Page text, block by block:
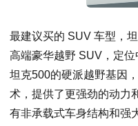
最建议买的 SUV 车型，
高端豪华越野 SUV，定
坦克500的硬派越野基因
术，提供了更强劲的动力
有非承载式车身结构和强